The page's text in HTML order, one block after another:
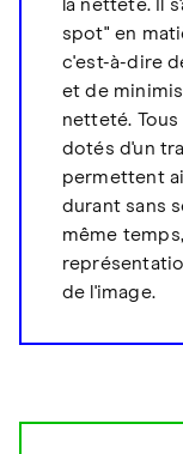
la netteté. Il
spot" en
c'est-à-dire
et de
netteté.
dotés d'un
permettent
durant sans
même
de l'image.